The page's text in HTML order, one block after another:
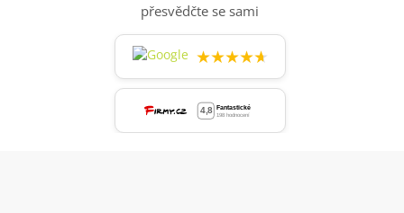
přesvědčte se sami
★★★★★